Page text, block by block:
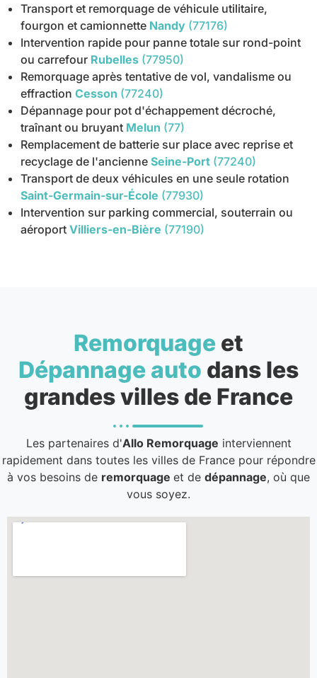
Transport et remorquage de véhicule utilitaire,
fourgon et camionnette Nandy (77176)
Intervention rapide pour panne totale sur rond-point
ou carrefour Rubelles (77950)
Remorquage après tentative de vol, vandalisme ou
effraction Cesson (77240)
Dépannage pour pot d'échappement décroché,
traînant ou bruyant Melun (77)
Remplacement de batterie sur place avec reprise et
recyclage de l'ancienne Seine-Port (77240)
Transport de deux véhicules en une seule rotation
Saint-Germain-sur-École (77930)
Intervention sur parking commercial, souterrain ou
aéroport Villiers-en-Bière (77190)
Remorquage et
Dépannage auto dans les
grandes villes de France
Les partenaires d'Allo Remorquage interviennent
rapidement dans toutes les villes de France pour répondre
à vos besoins de remorquage et de dépannage, où que
vous soyez.